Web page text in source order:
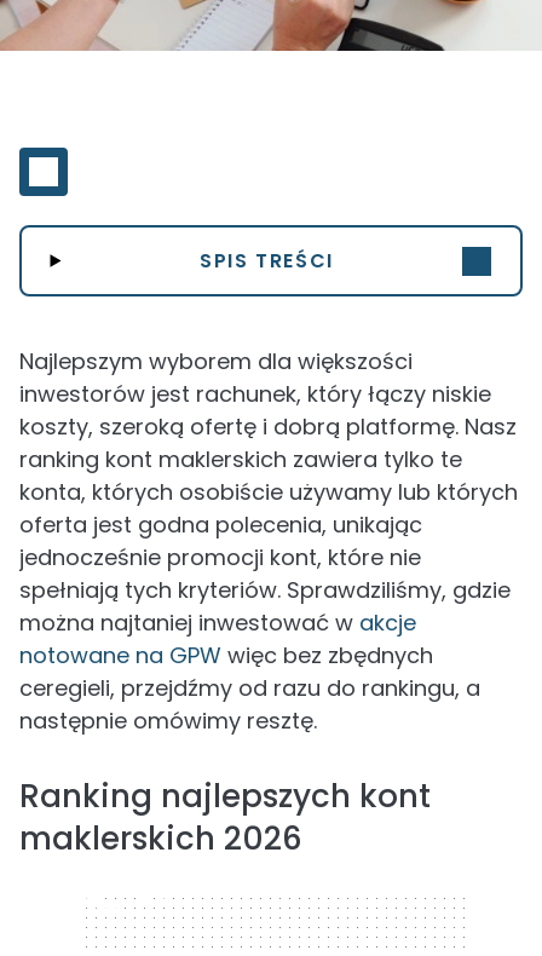
SPIS TREŚCI
Najlepszym wyborem dla większości
inwestorów jest rachunek, który łączy niskie
koszty, szeroką ofertę i dobrą platformę. Nasz
ranking kont maklerskich zawiera tylko te
konta, których osobiście używamy lub których
oferta jest godna polecenia, unikając
jednocześnie promocji kont, które nie
spełniają tych kryteriów. Sprawdziliśmy, gdzie
można najtaniej inwestować w akcje
notowane na GPW więc bez zbędnych
ceregieli, przejdźmy od razu do rankingu, a
następnie omówimy resztę.
Ranking najlepszych kont
maklerskich 2026
320 x 50